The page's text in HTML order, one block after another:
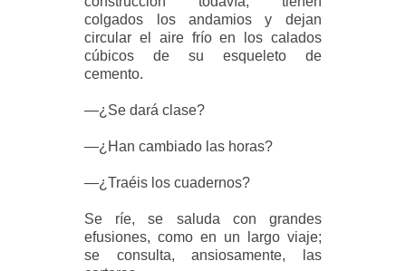
colgados los andamios y dejan
circular el aire frío en los calados
cúbicos de su esqueleto de
cemento.
—¿Se dará clase?
—¿Han cambiado las horas?
—¿Traéis los cuadernos?
Se ríe, se saluda con grandes
efusiones, como en un largo viaje;
se consulta, ansiosamente, las